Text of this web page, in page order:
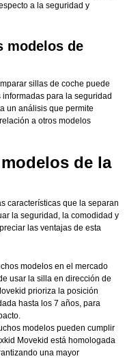
a la seguridad y
modelos de
sillas de coche puede
para la seguridad
un análisis que permite
a otros modelos
de la
características que la separan
la seguridad, la comodidad y
las ventajas de esta
modelos en el mercado
usar la silla en dirección de
prioriza la posición
hasta los 7 años, para
modelos pueden cumplir
Movekid está homologada
una mayor